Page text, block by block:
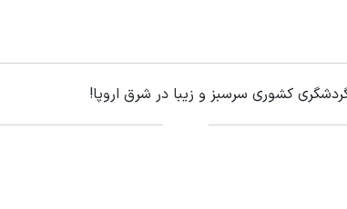
کشوری سرسبز و زیبا در شرق اروپا!